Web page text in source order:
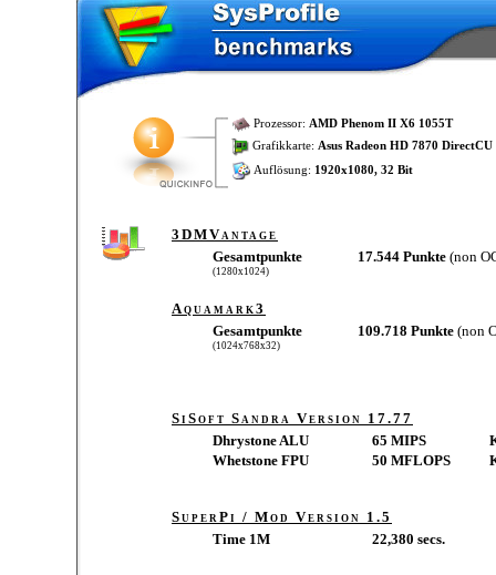
Prozessor: AMD Phenom II X6 1055T
Grafikkarte: Asus Radeon HD 7870
Auflösung: 1920x1080, 32 Bit
3DMVantage
Gesamtpunkte
(1280x1024)
17.544 Punkte (non
Aquamark3
Gesamtpunkte
(1024x768x32)
109.718 Punkte (non
SiSoft Sandra Version 17.77
Dhrystone ALU
65 MIPS
Whetstone FPU
50 MFLOPS
SuperPi / Mod Version 1.5
Time 1M
22,380 secs.